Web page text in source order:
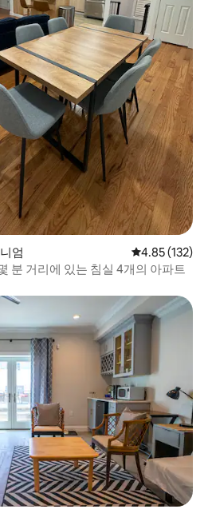
엄 평점 4.85점(5
4.85 (132)
분 거리에 있는 침실 4개의 아파트